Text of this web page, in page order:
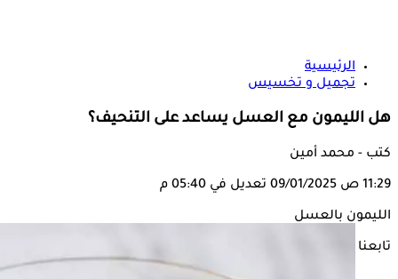
الرئيسية
تجميل و تخسيس
هل الليمون مع العسل يساعد على التنحيف؟
كتب - محمد أمين
11:29 ص 09/01/2025 تعديل في 05:40 م
الليمون بالعسل
تابعنا على